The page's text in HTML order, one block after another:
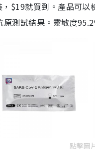
$19就買到。產品可
測試結果。靈敏度
點擊圖